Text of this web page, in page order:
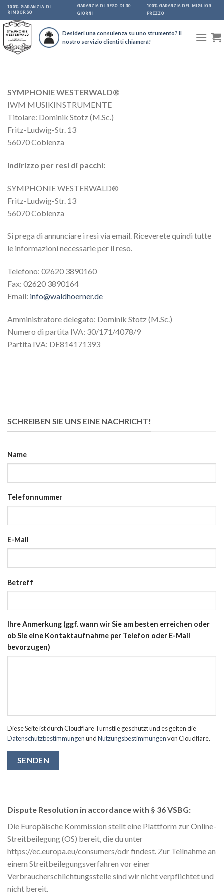
Skip
to
content
100% GARANZIA DI
RIMBORSO
GARANZIA DI RESO DI 30
GIORNI
100% GARANZIA DEL MIGLIOR
PREZZO
Desideri una consulenza su uno strumento? Il
nostro servizio clienti ti chiamerà!
SYMPHONIE WESTERWALD®
IWM MUSIKINSTRUMENTE
Titolare: Dominik Stotz (M.Sc.)
Fritz-Ludwig-Str. 13
56070 Coblenza
Indirizzo per resi di pacchi:
SYMPHONIE WESTERWALD®
Fritz-Ludwig-Str. 13
56070 Coblenza
Si prega di annunciare i resi via email. Riceverete quindi tutte
le informazioni necessarie per il reso.
Telefono: 02620 3890160
Fax: 02620 3890164
Email: info@waldhoerner.de
Amministratore delegato: Dominik Stotz (M.Sc.)
Numero di partita IVA: 30/171/4078/9
Partita IVA: DE814171393
SCHREIBEN SIE UNS EINE NACHRICHT!
Name
Telefonnummer
E-Mail
Betreff
Ihre Anmerkung (ggf. wann wir Sie am besten erreichen oder
ob Sie eine Kontaktaufnahme per Telefon oder E-Mail
bevorzugen)
Diese Seite ist durch Cloudflare Turnstile geschützt und es gelten die
DatenschutzbestimmungenundNutzungsbestimmungenvon Cloudflare.
Dispute Resolution in accordance with § 36 VSBG:
Die Europäische Kommission stellt eine Plattform zur Online-
Streitbeilegung (OS) bereit, die du unter
https://ec.europa.eu/consumers/odr findest. Zur Teilnahme an
einem Streitbeilegungsverfahren vor einer
Verbraucherschlichtungsstelle sind wir nicht verpflichtet und
nicht bereit.